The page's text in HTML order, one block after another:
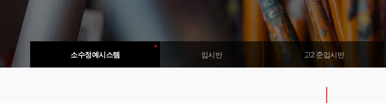
소수정예시스템 입시반 고2 준입시반